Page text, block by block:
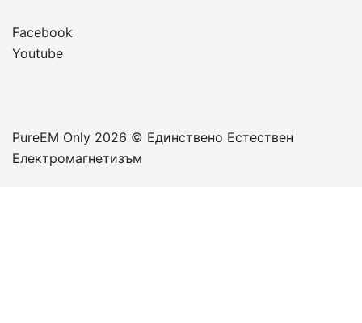
Facebook
Youtube
PureЕM Only 2026 © Единствено Естествен
Електромагнетизъм